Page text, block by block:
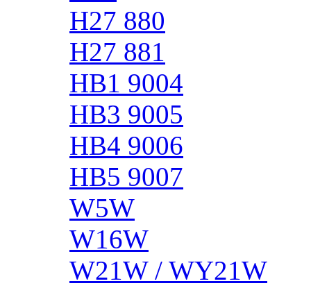
H27 880
H27 881
HB1 9004
HB3 9005
HB4 9006
HB5 9007
W5W
W16W
W21W / WY21W